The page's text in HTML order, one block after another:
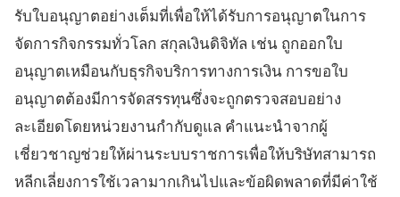
รับใบอนุญาตอย่างเต็มที่เพื่อให้ได้รับการอนุญาตในการ
จัดการกิจกรรมทั่วโลก สกุลเงินดิจิทัล เช่น ถูกออกใบ
อนุญาตเหมือนกับธุรกิจบริการทางการเงิน การขอใบ
อนุญาตต้องมีการจัดสรรทุนซึ่งจะถูกตรวจสอบอย่าง
ละเอียดโดยหน่วยงานกำกับดูแล คำแนะนำจากผู้
เชี่ยวชาญช่วยให้ผ่านระบบราชการเพื่อให้บริษัทสามารถ
หลีกเลี่ยงการใช้เวลามากเกินไปและข้อผิดพลาดที่มีค่าใช้